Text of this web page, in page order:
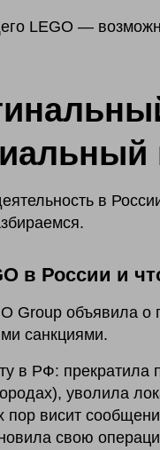
LEGO —
в
в России и
Group объявила
санкциями.
в РФ: прекратила
уволила
пор висит
свою